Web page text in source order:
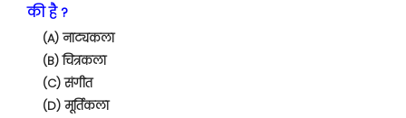
की है ?
(A) नाट्यकला
(B) चित्रकला
(C) संगीत
(D) मूर्तिकला